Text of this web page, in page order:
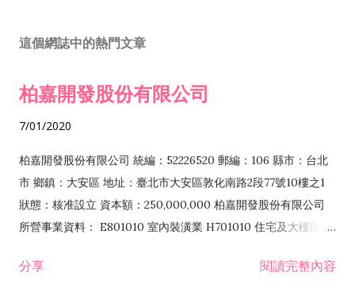
這個網誌中的熱門文章
柏嘉開發股份有限公司
7/01/2020
柏嘉開發股份有限公司 統編：52226520 郵編：106 縣市：台北
市 鄉鎮：大安區 地址：臺北市大安區敦化南路2段77號10樓之1
狀態：核准設立 資本額：250,000,000 柏嘉開發股份有限公司
所營事業資料： E801010 室內裝潢業 H701010 住宅及大樓開發
發業 H703090 不動產買賣業 H703100 不動產租賃業 I503010
分享 閱讀完整內容